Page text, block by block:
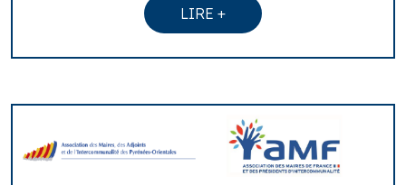
LIRE +